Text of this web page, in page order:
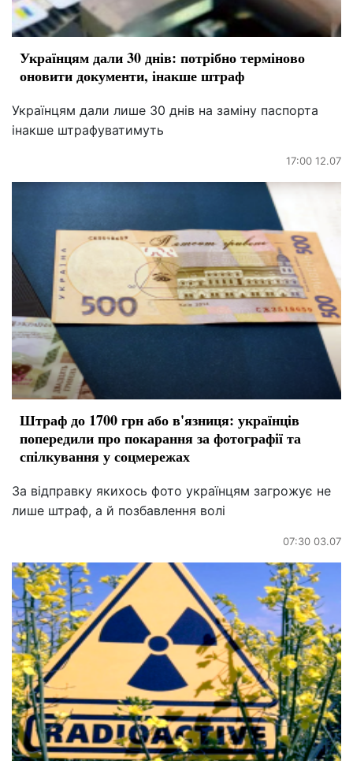
Українцям дали 30 днів: потрібно терміново
оновити документи, інакше штраф
Українцям дали лише 30 днів на заміну паспорта
інакше штрафуватимуть
17:00 12.07
Штраф до 1700 грн або в'язниця: українців
попередили про покарання за фотографії та
спілкування у соцмережах
За відправку якихось фото українцям загрожує не
лише штраф, а й позбавлення волі
07:30 03.07